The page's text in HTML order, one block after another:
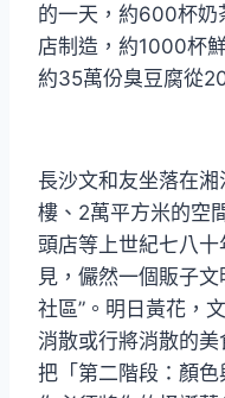
的一天，約600杯奶
店制造，約1000杯
約35萬份臭豆腐從
長沙文和友坐落在
樓、2萬平方米的空
頭店等上世紀七八
見，儼然一個販子
社區”。明日黃花，
消散或行將消散的美
把「第二階段：顏色